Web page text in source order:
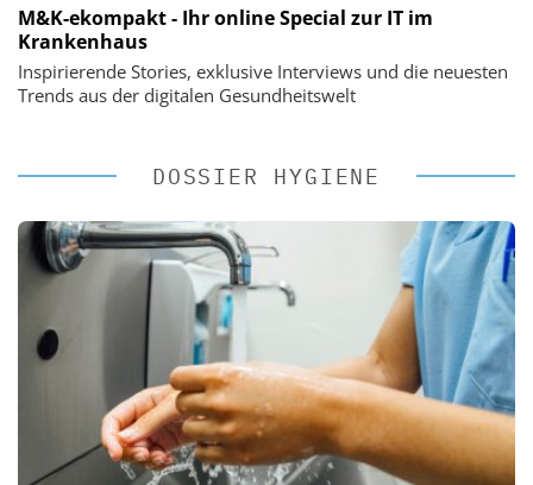
M&K-ekompakt - Ihr online Special zur IT im
Krankenhaus
Inspirierende Stories, exklusive Interviews und die neuesten
Trends aus der digitalen Gesundheitswelt
DOSSIER HYGIENE